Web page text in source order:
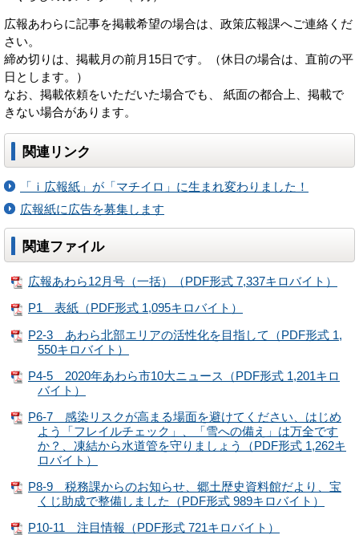
広報あわらに記事を掲載希望の場合は、政策広報課へご連絡くだ
さい。
締め切りは、掲載月の前月15日です。（休日の場合は、直前の平
日とします。）
なお、掲載依頼をいただいた場合でも、 紙面の都合上、掲載で
きない場合があります。
関連リンク
「ｉ広報紙」が「マチイロ」に生まれ変わりました！
広報紙に広告を募集します
関連ファイル
広報あわら12月号（一括）（PDF形式 7,337キロバイト）
P1 表紙（PDF形式 1,095キロバイト）
P2-3 あわら北部エリアの活性化を目指して（PDF形式 1,
550キロバイト）
P4-5 2020年あわら市10大ニュース（PDF形式 1,201キロ
バイト）
P6-7 感染リスクが高まる場面を避けてください、はじめ
よう「フレイルチェック」、「雪への備え」は万全です
か？、凍結から水道管を守りましょう（PDF形式 1,262キ
ロバイト）
P8-9 税務課からのお知らせ、郷土歴史資料館だより、宝
くじ助成で整備しました（PDF形式 989キロバイト）
P10-11 注目情報（PDF形式 721キロバイト）